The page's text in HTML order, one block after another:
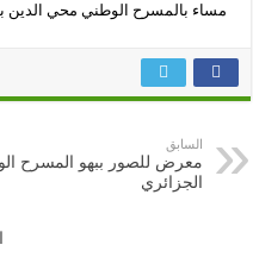
مساء بالمسرح الوطني محي
السابق
معرض للصور ببهو المسرح
الجزائري